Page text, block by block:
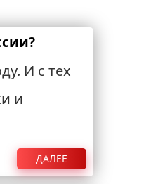
И с тех
и
ДАЛЕЕ